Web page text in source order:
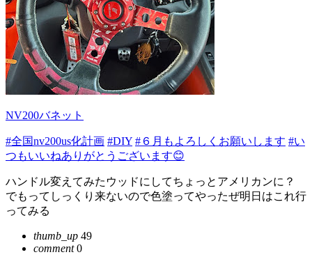
NV200バネット
#全国nv200us化計画 #DIY #６月もよろしくお願いします #い
つもいいねありがとうございます😊
ハンドル変えてみたウッドにしてちょっとアメリカンに？
でもってしっくり来ないので色塗ってやったぜ明日はこれ行
ってみる
thumb_up 49
comment0